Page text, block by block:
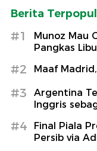
Berita
#1
Munoz Mau
Pangkas
#2 Maaf
#3
Argentina
Inggris
#4
Final Piala
Persib via